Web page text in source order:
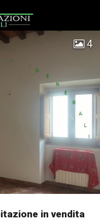
4
in vendita